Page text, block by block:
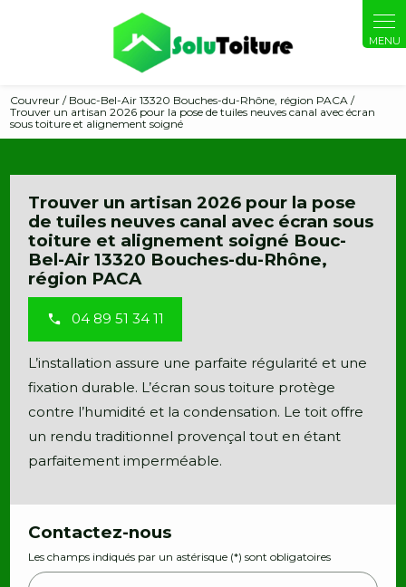
Couvreur / Bouc-Bel-Air 13320 Bouches-du-Rhône, région PACA /
Trouver un artisan 2026 pour la pose de tuiles neuves canal avec écran
sous toiture et alignement soigné
Trouver un artisan 2026 pour la pose
de tuiles neuves canal avec écran sous
toiture et alignement soigné Bouc-
Bel-Air 13320 Bouches-du-Rhône,
région PACA
04 89 51 34 11
L’installation assure une parfaite régularité et une
fixation durable. L’écran sous toiture protège
contre l’humidité et la condensation. Le toit offre
un rendu traditionnel provençal tout en étant
parfaitement imperméable.
Contactez-nous
Les champs indiqués par un astérisque (*) sont obligatoires